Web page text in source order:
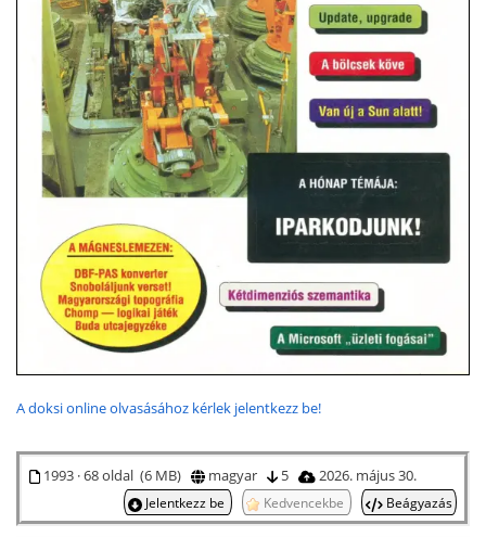
A doksi online olvasásához kérlek jelentkezz be!
1993 · 68 oldal (6 MB) magyar 5 2026. május 30.
Jelentkezz be Kedvencekbe Beágyazás